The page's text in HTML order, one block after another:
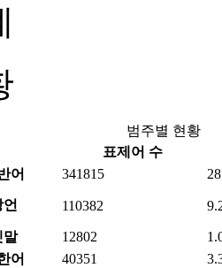
범주별 현황
표제어 수
어 341815
언 110382
말 12802
어
40351